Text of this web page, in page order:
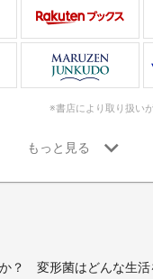
※書店により取り扱い
？ 変形菌はどんな生